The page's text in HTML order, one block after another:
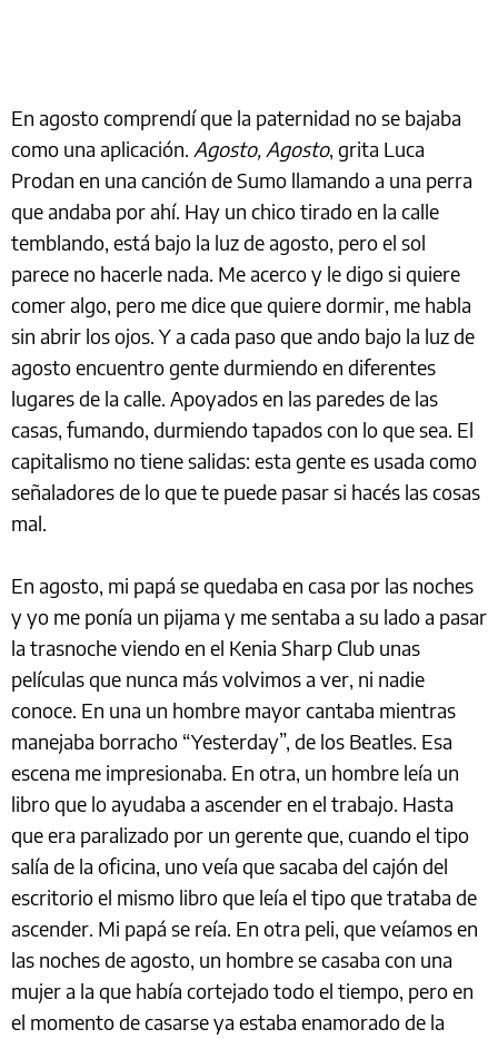
En agosto comprendí que la paternidad no se bajaba
como una aplicación. Agosto, Agosto, grita Luca
Prodan en una canción de Sumo llamando a una perra
que andaba por ahí. Hay un chico tirado en la calle
temblando, está bajo la luz de agosto, pero el sol
parece no hacerle nada. Me acerco y le digo si quiere
comer algo, pero me dice que quiere dormir, me habla
sin abrir los ojos. Y a cada paso que ando bajo la luz de
agosto encuentro gente durmiendo en diferentes
lugares de la calle. Apoyados en las paredes de las
casas, fumando, durmiendo tapados con lo que sea. El
capitalismo no tiene salidas: esta gente es usada como
señaladores de lo que te puede pasar si hacés las cosas
mal.
En agosto, mi papá se quedaba en casa por las noches
y yo me ponía un pijama y me sentaba a su lado a pasar
la trasnoche viendo en el Kenia Sharp Club unas
películas que nunca más volvimos a ver, ni nadie
conoce. En una un hombre mayor cantaba mientras
manejaba borracho “Yesterday”, de los Beatles. Esa
escena me impresionaba. En otra, un hombre leía un
libro que lo ayudaba a ascender en el trabajo. Hasta
que era paralizado por un gerente que, cuando el tipo
salía de la oficina, uno veía que sacaba del cajón del
escritorio el mismo libro que leía el tipo que trataba de
ascender. Mi papá se reía. En otra peli, que veíamos en
las noches de agosto, un hombre se casaba con una
mujer a la que había cortejado todo el tiempo, pero en
el momento de casarse ya estaba enamorado de la